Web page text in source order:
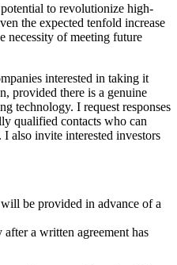
to revolutionize high-
the expected tenfold increase
necessity of meeting future
interested in taking it
provided there is a genuine
technology. I request responses
qualified contacts who can
also invite interested investors
be provided in advance of a
a written agreement has